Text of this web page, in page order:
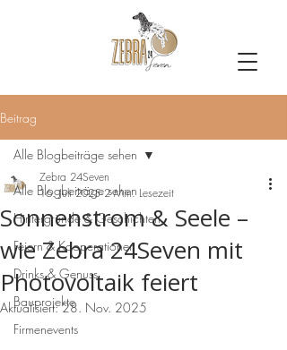
Beitrag
Alle Blogbeiträge sehen
Hintergründe & Geschichten
Feiern & Kooperationen
Drinks & Genuss
Bauprojekte
Firmenevents
Alle Blogbeiträge sehen
Sonnenstrom & Seele –
wie Zebra 24Seven mit
Photovoltaik feiert
Zebra 24Seven
16. Juli 2025 2 Min. Lesezeit
Aktualisiert:28. Nov. 2025